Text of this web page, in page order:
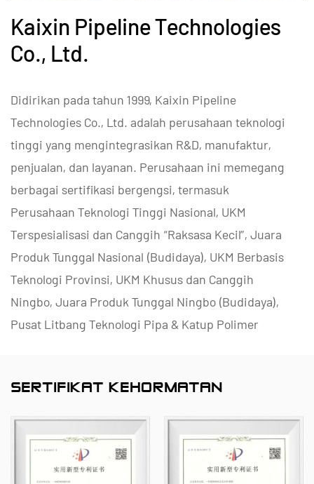
Kaixin Pipeline Technologies
Co., Ltd.
Didirikan pada tahun 1999, Kaixin Pipeline
Technologies Co., Ltd. adalah perusahaan teknologi
tinggi yang mengintegrasikan R&D, manufaktur,
penjualan, dan layanan. Perusahaan ini memegang
berbagai sertifikasi bergengsi, termasuk
Perusahaan Teknologi Tinggi Nasional, UKM
Terspesialisasi dan Canggih “Raksasa Kecil”, Juara
Produk Tunggal Nasional (Budidaya), UKM Berbasis
Teknologi Provinsi, UKM Khusus dan Canggih
Ningbo, Juara Produk Tunggal Ningbo (Budidaya),
Pusat Litbang Teknologi Pipa & Katup Polimer
Ningbo, dan Kematangan Kemampuan Manajemen
Data Perusahaan Tingkat 2.
Kami mengkhususkan diri dalam pengembangan,
produksi, dan penyediaan produk tahan korosi non-
SERTIFIKAT KEHORMATAN